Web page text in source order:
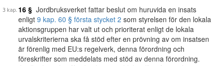
16 § Jordbruksverket fattar beslut om huruvida en insats
enligt 9 kap. 60 § första stycket 2 som styrelsen för den lokala
aktionsgruppen har valt ut och prioriterat enligt de lokala
urvalskriterierna ska få stöd efter en prövning av om insatsen
är förenlig med EU:s regelverk, denna förordning och
föreskrifter som meddelats med stöd av denna förordning.